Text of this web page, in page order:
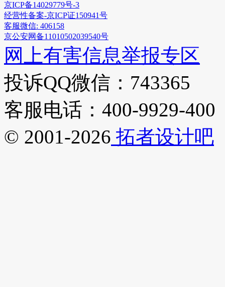
京ICP备14029779号-3
经营性备案-京ICP证150941号
客服微信: 406158
京公安网备11010502039540号
网上有害信息举报专区
投诉QQ微信：743365
客服电话：400-9929-400
© 2001-2026 拓者设计吧